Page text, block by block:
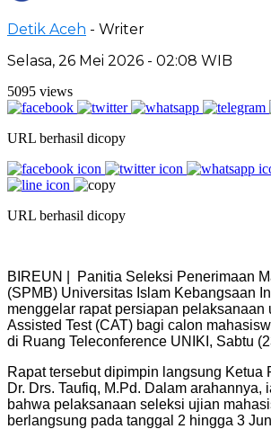
Detik Aceh - Writer
Selasa, 26 Mei 2026 - 02:08 WIB
5095 views
URL berhasil dicopy
URL berhasil dicopy
BIREUN | Panitia Seleksi Penerimaan
(SPMB) Universitas Islam Kebangsaan
menggelar rapat persiapan pelaksanaan
Assisted Test (CAT) bagi calon
di Ruang Teleconference UNIKI, Sabtu
Rapat tersebut dipimpin langsung Ketua
Dr. Drs. Taufiq, M.Pd. Dalam arahannya,
bahwa pelaksanaan seleksi ujian
berlangsung pada tanggal 2 hingga 3